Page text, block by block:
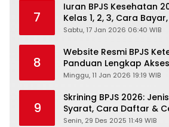
7
Iuran BPJS Kesehatan
Kelas 1, 2, 3, Cara
Panduan Lengkap
Sabtu, 17 Jan 2026 06:40 WIB
8
Website Resmi BPJS
Panduan Lengkap
Minggu, 11 Jan 2026 19:19 WIB
9
Skrining BPJS 2026:
Syarat, Cara Daftar &
Kesehatan Gratis
Senin, 29 Des 2025 11:49 WIB